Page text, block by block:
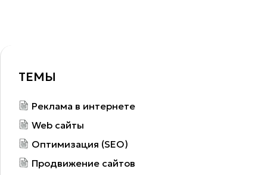
ТЕМЫ
Реклама в интернете
Web сайты
Оптимизация (SEO)
Продвижение сайтов